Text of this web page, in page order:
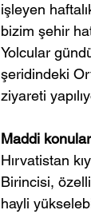
işleyen
bizim şehir
Yolcular
şeridindeki
ziyareti
Maddi
Hırvatistan
Birincisi,
hayli